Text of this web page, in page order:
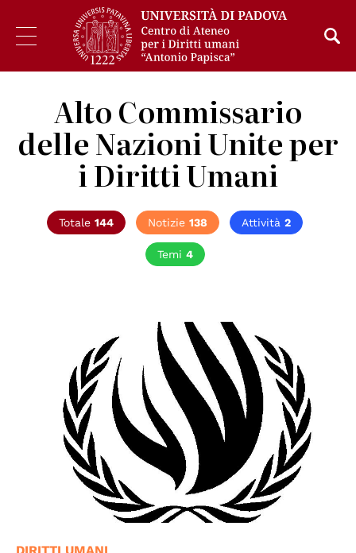
Alto Commissario
delle Nazioni Unite per
i Diritti Umani
Totale 144 Notizie 138 Attività 2
Temi 4